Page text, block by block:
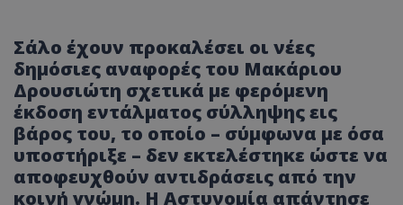
Σάλο έχουν προκαλέσει οι νέες
δημόσιες αναφορές του Μακάριου
Δρουσιώτη σχετικά με φερόμενη
έκδοση εντάλματος σύλληψης εις
βάρος του, το οποίο – σύμφωνα με όσα
υποστήριξε – δεν εκτελέστηκε ώστε να
αποφευχθούν αντιδράσεις από την
κοινή γνώμη. Η Αστυνομία απάντησε